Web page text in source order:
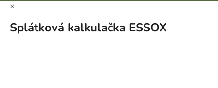
×
Splátková kalkulačka ESSOX